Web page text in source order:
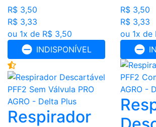
R$ 3,50
R$ 3,33
ou 1x de R$ 3,50
INDISPONÍVEL
R$ 3,50
R$ 3,33
ou 1x de
Respirador